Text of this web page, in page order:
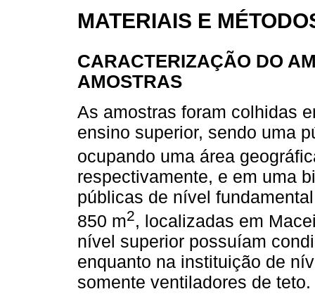
MATERIAIS E
CARACTERIZAÇÃO DO
AMOSTRAS
As amostras foram colhidas
ensino superior, sendo uma
ocupando uma área
respectivamente, e em uma
públicas de nível
850 m2, localizadas em
nível superior possuíam
enquanto na instituição de
somente ventiladores de teto.